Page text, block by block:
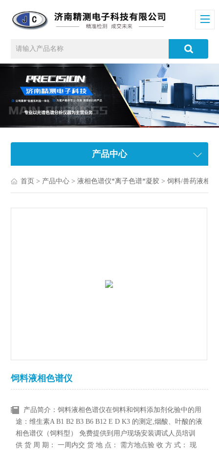
产品中心
首页 > 产品中心 >液相色谱仪*离子色谱*凝胶 >饲料/兽药液相色谱仪
饲料液相色谱仪
产品简介：饲料液相色谱仪在饲料和饲料添加剂化验中的用
途：维生素A B1 B2 B3 B6 B12 E D K3 的测定,烟酸、叶酸的液
相色谱仪（饲料型） 免费提供到用户现场安装调试人员培训
供 货 周 期： 一周内交 货 地 点： 需方地点验 收 方 式： 现